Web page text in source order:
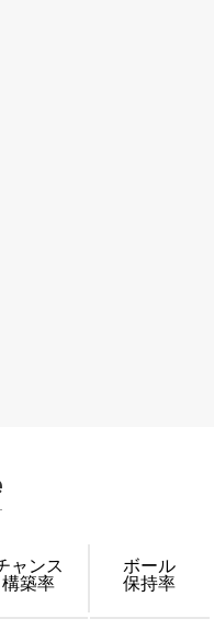
ャンス
構築率
ボール
保持率